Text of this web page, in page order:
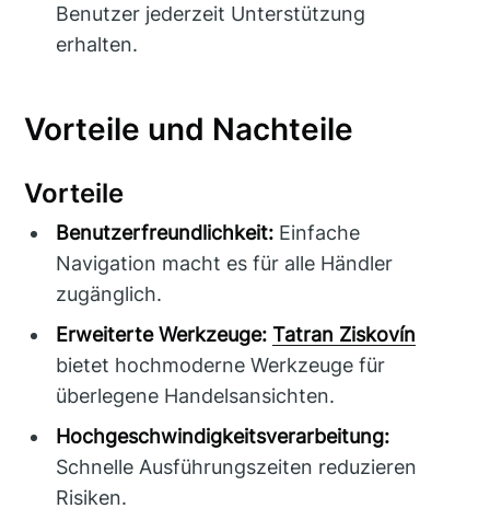
Benutzer jederzeit Unterstützung
erhalten.
Vorteile und Nachteile
Vorteile
Benutzerfreundlichkeit: Einfache
Navigation macht es für alle Händler
zugänglich.
Erweiterte Werkzeuge: Tatran Ziskovín
bietet hochmoderne Werkzeuge für
überlegene Handelsansichten.
Hochgeschwindigkeitsverarbeitung:
Schnelle Ausführungszeiten reduzieren
Risiken.